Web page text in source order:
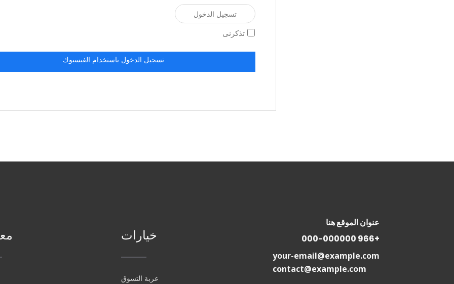
تسجيل الدخول
تذكرنى
تسجيل الدخول باستخدام الفيسبوك
عنوان الموقع هنا
+966 000-000000
your-email@example.com
contact@example.com
خيارات
عربة التسوق